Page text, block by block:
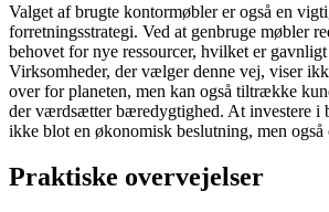
Valget af brugte kontormøbler er også en
forretningsstrategi. Ved at genbruge møbler
behovet for nye ressourcer, hvilket er
Virksomheder, der vælger denne vej, viser
over for planeten, men kan også tiltrække
der værdsætter bæredygtighed. At investere i
ikke blot en økonomisk beslutning, men også
Praktiske overvejelser